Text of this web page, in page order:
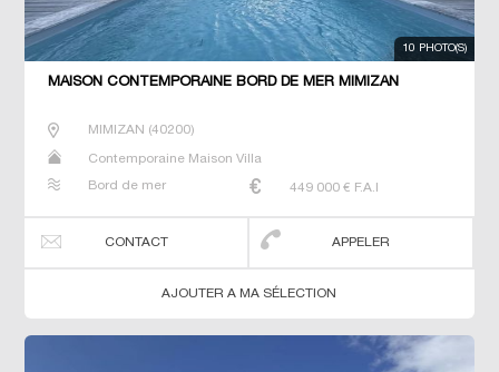
10 PHOTO(S)
MAISON CONTEMPORAINE BORD DE MER MIMIZAN
MIMIZAN (40200)
Contemporaine Maison Villa
Bord de mer 449 000 € F.A.I
CONTACT APPELER
AJOUTER A MA SÉLECTION